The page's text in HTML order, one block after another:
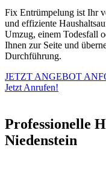
Fix Entrümpelung ist Ihr
und effiziente
Umzug, einem Todesfall
Ihnen zur Seite und
Durchführung.
JETZT ANGEBOT
Jetzt Anrufen!
Professionelle
Niedenstein